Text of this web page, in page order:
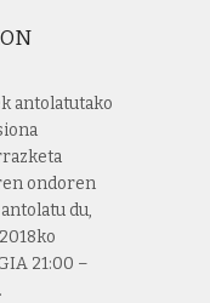
antolatutako
ondoren
du,
21:00 –